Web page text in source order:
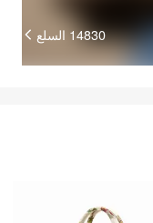
14830 السلع